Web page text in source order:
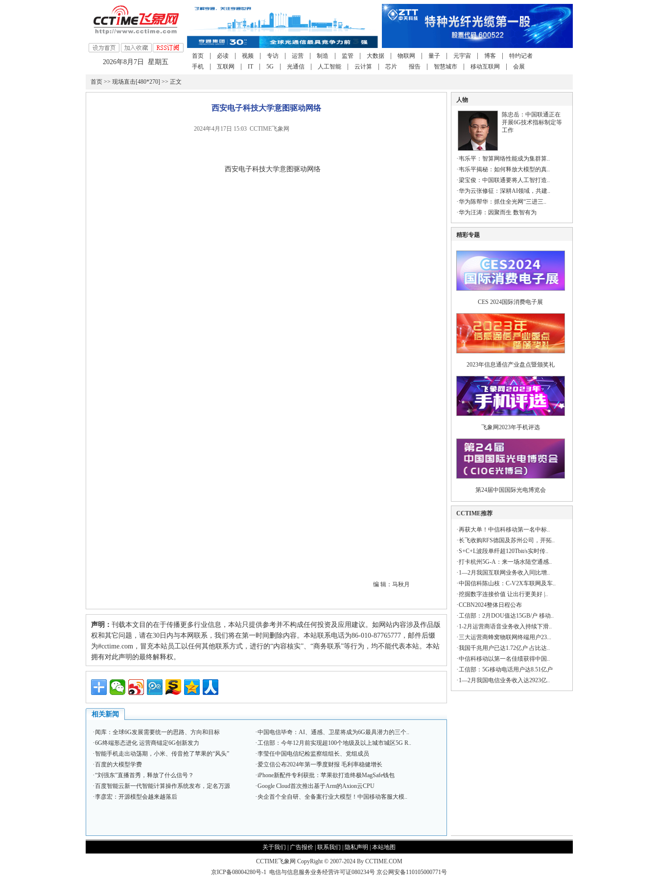
2026年8月7日 星期五
首页 必读 视频 专访 运营 制造 监管 大数据 物联网 量子 元宇宙 博客
特约记者
手机
互联网 IT 5G 光通信 人工智能 云计算 芯片 报告 智慧城市 移动互联网 会展
首页>> 现场直击[480*270] >> 正文
西安电子科技大学意图驱动网络
2024年4月17日 15:03 CCTIME飞象网
西安电子科技大学意图驱动网络
编 辑：马秋月
声明： 刊载本文目的在于传播更多行业信息，本站只提供参考并不构成任何投资及应用建议。如网站内容涉及作品版
权和其它问题，请在30日内与本网联系，我们将在第一时间删除内容。本站联系电话为86-010-87765777，邮件后缀
为#cctime.com，冒充本站员工以任何其他联系方式，进行的“内容核实”、“商务联系”等行为，均不能代表本站。本站
拥有对此声明的最终解释权。
相关新闻
· 闻库：全球6G发展需要统一的思路、方向和目标 ·中国电信毕奇：AI、通感、卫星将成为6G最具潜力的三个..
·6G终端形态进化 运营商锚定6G创新发力 ·工信部：今年12月前实现超100个地级及以上城市城区5G R..
·智能手机走出动荡期，小米、传音抢了苹果的“风头” ·李莹任中国电信纪检监察组组长、党组成员
·百度的大模型学费 ·爱立信公布2024年第一季度财报 毛利率稳健增长
·“刘强东”直播首秀，释放了什么信号？ ·iPhone新配件专利获批：苹果欲打造终极MagSafe钱包
·百度智能云新一代智能计算操作系统发布，定名万源 ·Google Cloud首次推出基于Arm的Axion云CPU
·李彦宏：开源模型会越来越落后 ·央企首个全自研、全备案行业大模型！中国移动客服大模..
人物
陈忠岳：中国联通正在
开展6G技术指标制定等
工作
·韦乐平：智算网络性能成为集群算..
·韦乐平揭秘：如何释放大模型的真..
·梁宝俊：中国联通要将人工智打造..
·华为云张修征：深耕AI领域，共建..
·华为陈帮华：抓住全光网“三进三..
·华为汪涛：因聚而生 数智有为
精彩专题
CES 2024国际消费电子展
2023年信息通信产业盘点暨颁奖礼
飞象网2023年手机评选
第24届中国国际光电博览会
CCTIME推荐
·再获大单！中信科移动第一名中标..
·长飞收购RFS德国及苏州公司，开拓..
·S+C+L波段单纤超120Tbit/s实时传..
·打卡杭州5G-A：来一场水陆空通感..
· 1—2月我国互联网业务收入同比增..
·中国信科陈山枝：C-V2X车联网及车..
·挖掘数字连接价值 让出行更美好 |..
·CCBN2024整体日程公布
·工信部：2月DOU值达15GB/户 移动..
· 1-2月运营商语音业务收入持续下滑..
·三大运营商蜂窝物联网终端用户23...
·我国千兆用户已达1.72亿户 占比达..
·中信科移动以第一名佳绩获得中国..
·工信部：5G移动电话用户达8.51亿户
· 1—2月我国电信业务收入达2923亿..
关于我们 广告报价 联系我们 隐私声明 本站地图
CCTIME飞象网 CopyRight © 2007-2024 By CCTIME.COM
京ICP备08004280号-1 电信与信息服务业务经营许可证080234号 京公网安备110105000771号